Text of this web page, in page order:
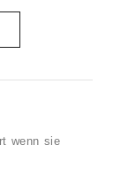
wenn sie